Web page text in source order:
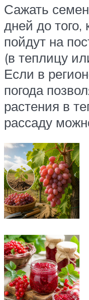
Сажать
дней до того,
пойдут на
(в теплицу
Если в
погода
растения в
рассаду